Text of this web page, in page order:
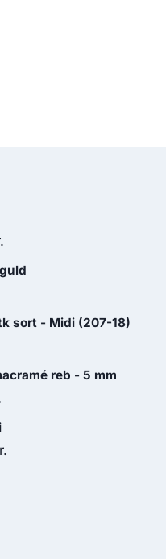
sort - Midi (207-18)
reb - 5 mm